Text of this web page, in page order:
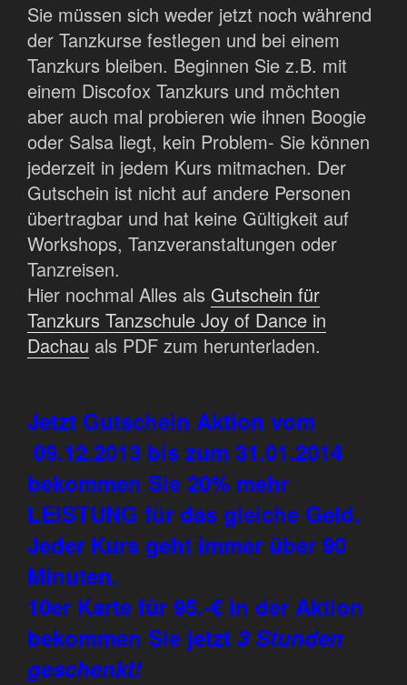
Sie müssen sich weder jetzt noch während
der Tanzkurse festlegen und bei einem
Tanzkurs bleiben. Beginnen Sie z.B. mit
einem Discofox Tanzkurs und möchten
aber auch mal probieren wie ihnen Boogie
oder Salsa liegt, kein Problem- Sie können
jederzeit in jedem Kurs mitmachen. Der
Gutschein ist nicht auf andere Personen
übertragbar und hat keine Gültigkeit auf
Workshops, Tanzveranstaltungen oder
Tanzreisen.
Hier nochmal Alles als Gutschein für
Tanzkurs Tanzschule Joy of Dance in
Dachau als PDF zum herunterladen.
Jetzt Gutschein Aktion vom
09.12.2013 bis zum 31.01.2014
bekommen Sie 20% mehr
LEISTUNG für das gleiche Geld.
Jeder Kurs geht immer über 90
Minuten.
10er Karte für 95.-€ in der Aktion
bekommen Sie jetzt 3 Stunden
geschenkt!